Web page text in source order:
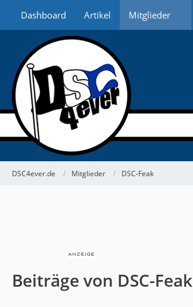
Dashboard Artikel Mitglieder
DSC4ever.de Mitglieder DSC-Feak
Beiträge von DSC-Feak